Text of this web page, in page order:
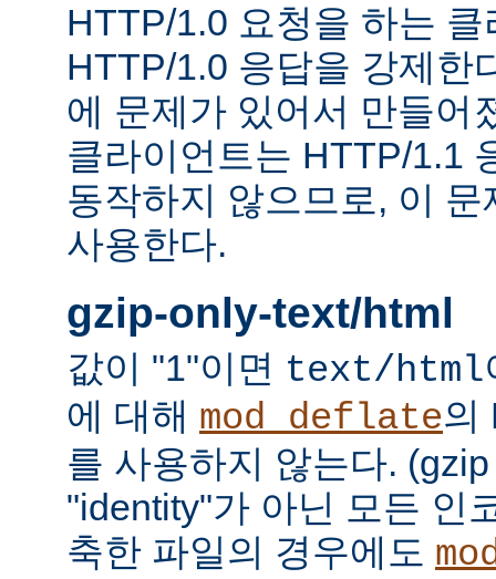
HTTP/1.0 요청을 하는
HTTP/1.0 응답을 강제한
에 문제가 있어서 만들어
클라이언트는 HTTP/1.1
동작하지 않으므로, 이
사용한다.
gzip-only-text/html
값이 "1"이면 text/html
에 대해 mod_deflate의
를 사용하지 않는다.
"identity"가 아닌 모든 인
축한 파일의 경우에도